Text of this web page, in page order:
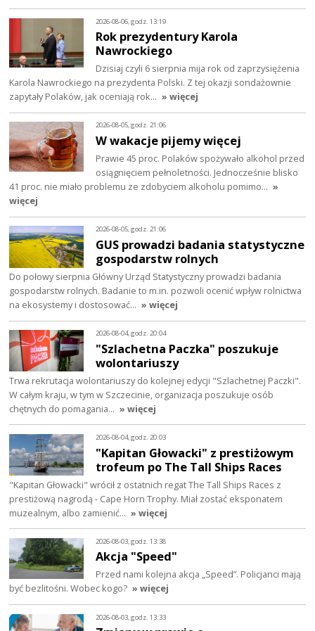
2026-08-06, godz. 13:19
Rok prezydentury Karola
Nawrockiego
Dzisiaj czyli 6 sierpnia mija rok od zaprzysiężenia
Karola Nawrockiego na prezydenta Polski. Z tej okazji sondażownie
zapytały Polaków, jak oceniają rok… » więcej
2026-08-05, godz. 21:06
W wakacje pijemy więcej
Prawie 45 proc. Polaków spożywało alkohol przed
osiągnięciem pełnoletności. Jednocześnie blisko
41 proc. nie miało problemu ze zdobyciem alkoholu pomimo… »
więcej
2026-08-05, godz. 21:06
GUS prowadzi badania statystyczne
gospodarstw rolnych
Do połowy sierpnia Główny Urząd Statystyczny prowadzi badania
gospodarstw rolnych. Badanie to m.in. pozwoli ocenić wpływ rolnictwa
na ekosystemy i dostosować… » więcej
2026-08-04, godz. 20:04
"Szlachetna Paczka" poszukuje
wolontariuszy
Trwa rekrutacja wolontariuszy do kolejnej edycji "Szlachetnej Paczki".
W całym kraju, w tym w Szczecinie, organizacja poszukuje osób
chętnych do pomagania… » więcej
2026-08-04, godz. 20:03
"Kapitan Głowacki" z prestiżowym
trofeum po The Tall Ships Races
"Kapitan Głowacki" wrócił z ostatnich regat The Tall Ships Races z
prestiżową nagrodą - Cape Horn Trophy. Miał zostać eksponatem
muzealnym, albo zamienić… » więcej
2026-08-03, godz. 13:38
Akcja "Speed"
Przed nami kolejna akcja „Speed”. Policjanci mają
być bezlitośni. Wobec kogo? » więcej
2026-08-03, godz. 13:33